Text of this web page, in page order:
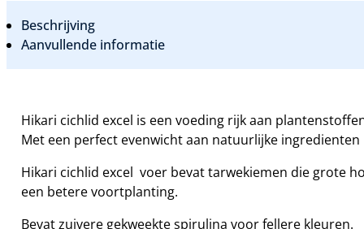
Beschrijving
Aanvullende informatie
Hikari cichlid excel is een voeding rijk aan
Met een perfect evenwicht aan natuurlijke
Hikari cichlid excel voer bevat tarwekiemen die grote
een betere voortplanting.
Bevat zuivere gekweekte spirulina voor fellere kleuren.